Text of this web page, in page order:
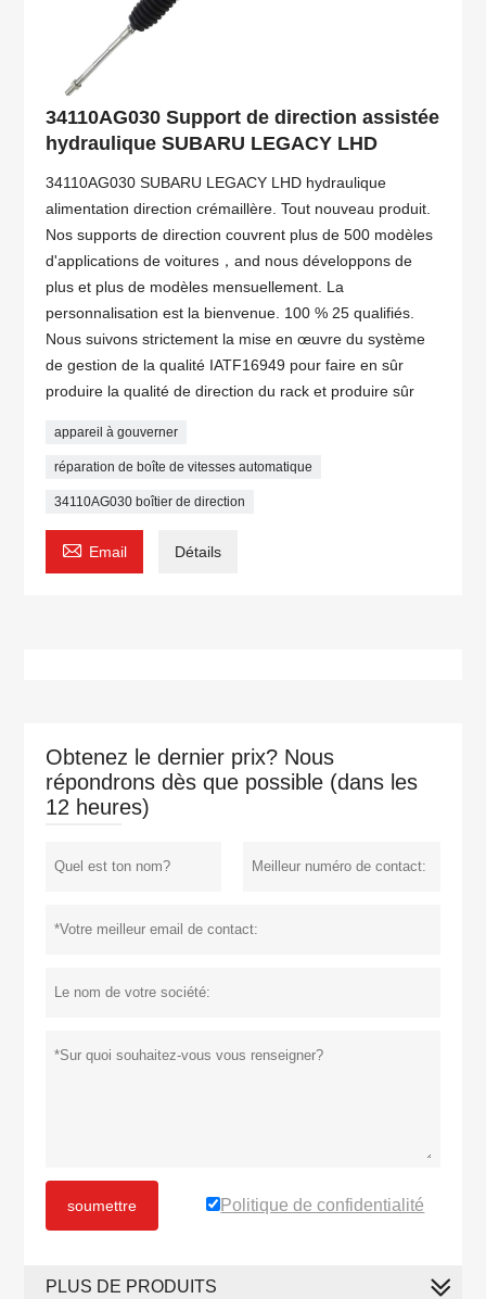
34110AG030 Support de direction assistée
hydraulique SUBARU LEGACY LHD
34110AG030 SUBARU LEGACY LHD hydraulique
alimentation direction crémaillère. Tout nouveau produit.
Nos supports de direction couvrent plus de 500 modèles
d'applications de voitures，and nous développons de
plus et plus de modèles mensuellement. La
personnalisation est la bienvenue. 100 % 25 qualifiés.
Nous suivons strictement la mise en œuvre du système
de gestion de la qualité IATF16949 pour faire en sûr
produire la qualité de direction du rack et produire sûr
appareil à gouverner
réparation de boîte de vitesses automatique
34110AG030 boîtier de direction
 Email Détails
Obtenez le dernier prix? Nous
répondrons dès que possible (dans les
12 heures)
soumettre Politique de confidentialité
PLUS DE PRODUITS